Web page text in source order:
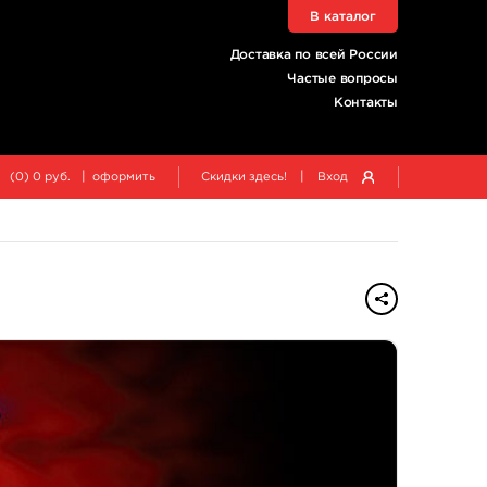
Доставка по всей России
Частые вопросы
Контакты
В каталог
(0) 0 руб. оформить Скидки здесь! Вход